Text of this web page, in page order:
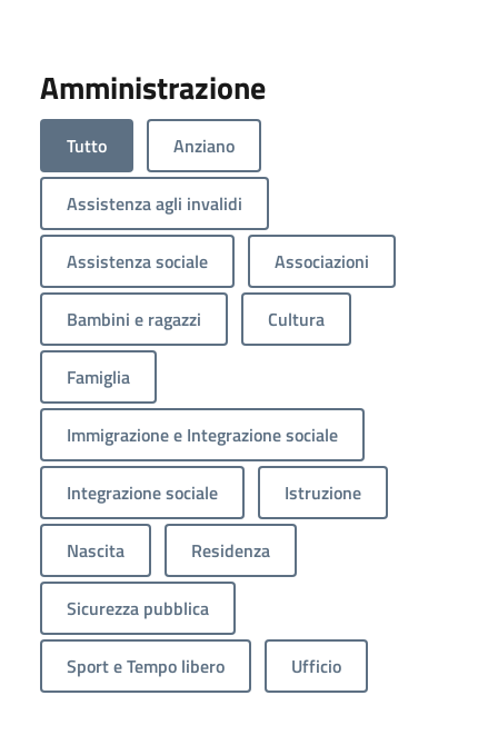
Amministrazione
Tutto Anziano
Assistenza agli invalidi
Assistenza sociale Associazioni
Bambini e ragazzi Cultura
Famiglia
Immigrazione e Integrazione sociale
Integrazione sociale Istruzione
Nascita Residenza
Sicurezza pubblica
Sport e Tempo libero Ufficio